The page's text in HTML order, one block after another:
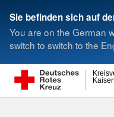
Sie befinden sich auf
You are on the German
switch to switch to the